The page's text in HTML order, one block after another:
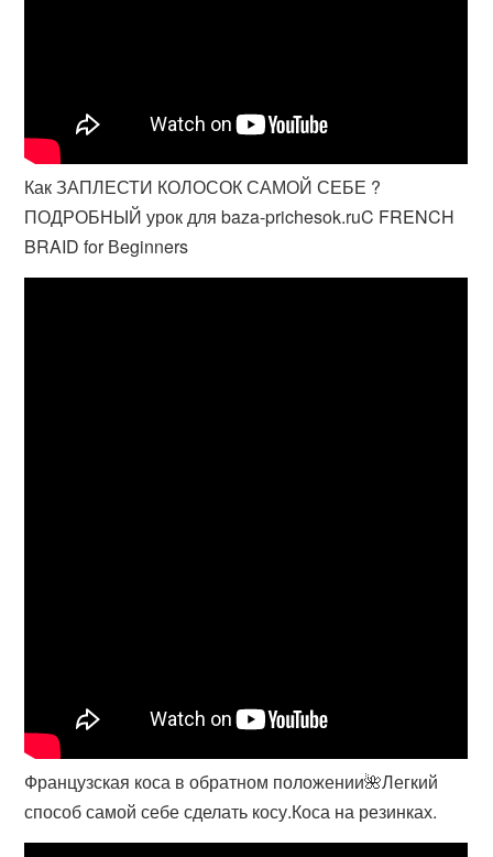
Как ЗАПЛЕСТИ КОЛОСОК САМОЙ СЕБЕ ?
ПОДРОБНЫЙ урок для baza-prichesok.ruC FRENCH
BRAID for Вeginners
Французская коса в обратном положении🌺Легкий
способ самой себе сделать косу.Коса на резинках.